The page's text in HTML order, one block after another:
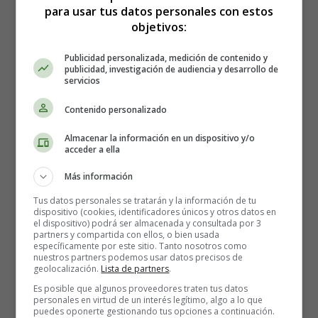
Había una vez en un pequeño pueblo costero, una
tradición muy especial que se celebraba cada año en la
playa para encender hogueras y celebrar elsolsticio de
verano. Se contaban historias, se cantaba y se bailaba
esperaba con ansias la noche de San Juan. Desde que era
hoguerasy disfrutar de la fiesta. Pero este año, María
ir a la playa debido a que su abuelo estaba enfermo y
necesitaba cuidados.
Esa noche, mientras todos se reunían en la playa para
celebrar, María se quedó en casa con su abuelo. La niña
se sentía muy sola y triste, así que decidió hacer algo
especial para animarse. Recordó las historias que había
para usar tus datos personales con estos
objetivos:
Publicidad personalizada, medición de contenido y
publicidad, investigación de audiencia y desarrollo de
servicios
Contenido personalizado
Almacenar la información en un dispositivo y/o
acceder a ella
Más información
Tus datos personales se tratarán y la información de tu
dispositivo (cookies, identificadores únicos y otros datos en
el dispositivo) podrá ser almacenada y consultada por 3
partners y compartida con ellos, o bien usada
específicamente por este sitio. Tanto nosotros como
nuestros partners podemos usar datos precisos de
geolocalización. Lista de partners.
Es posible que algunos proveedores traten tus datos
personales en virtud de un interés legítimo, algo a lo que
puedes oponerte gestionando tus opciones a continuación.